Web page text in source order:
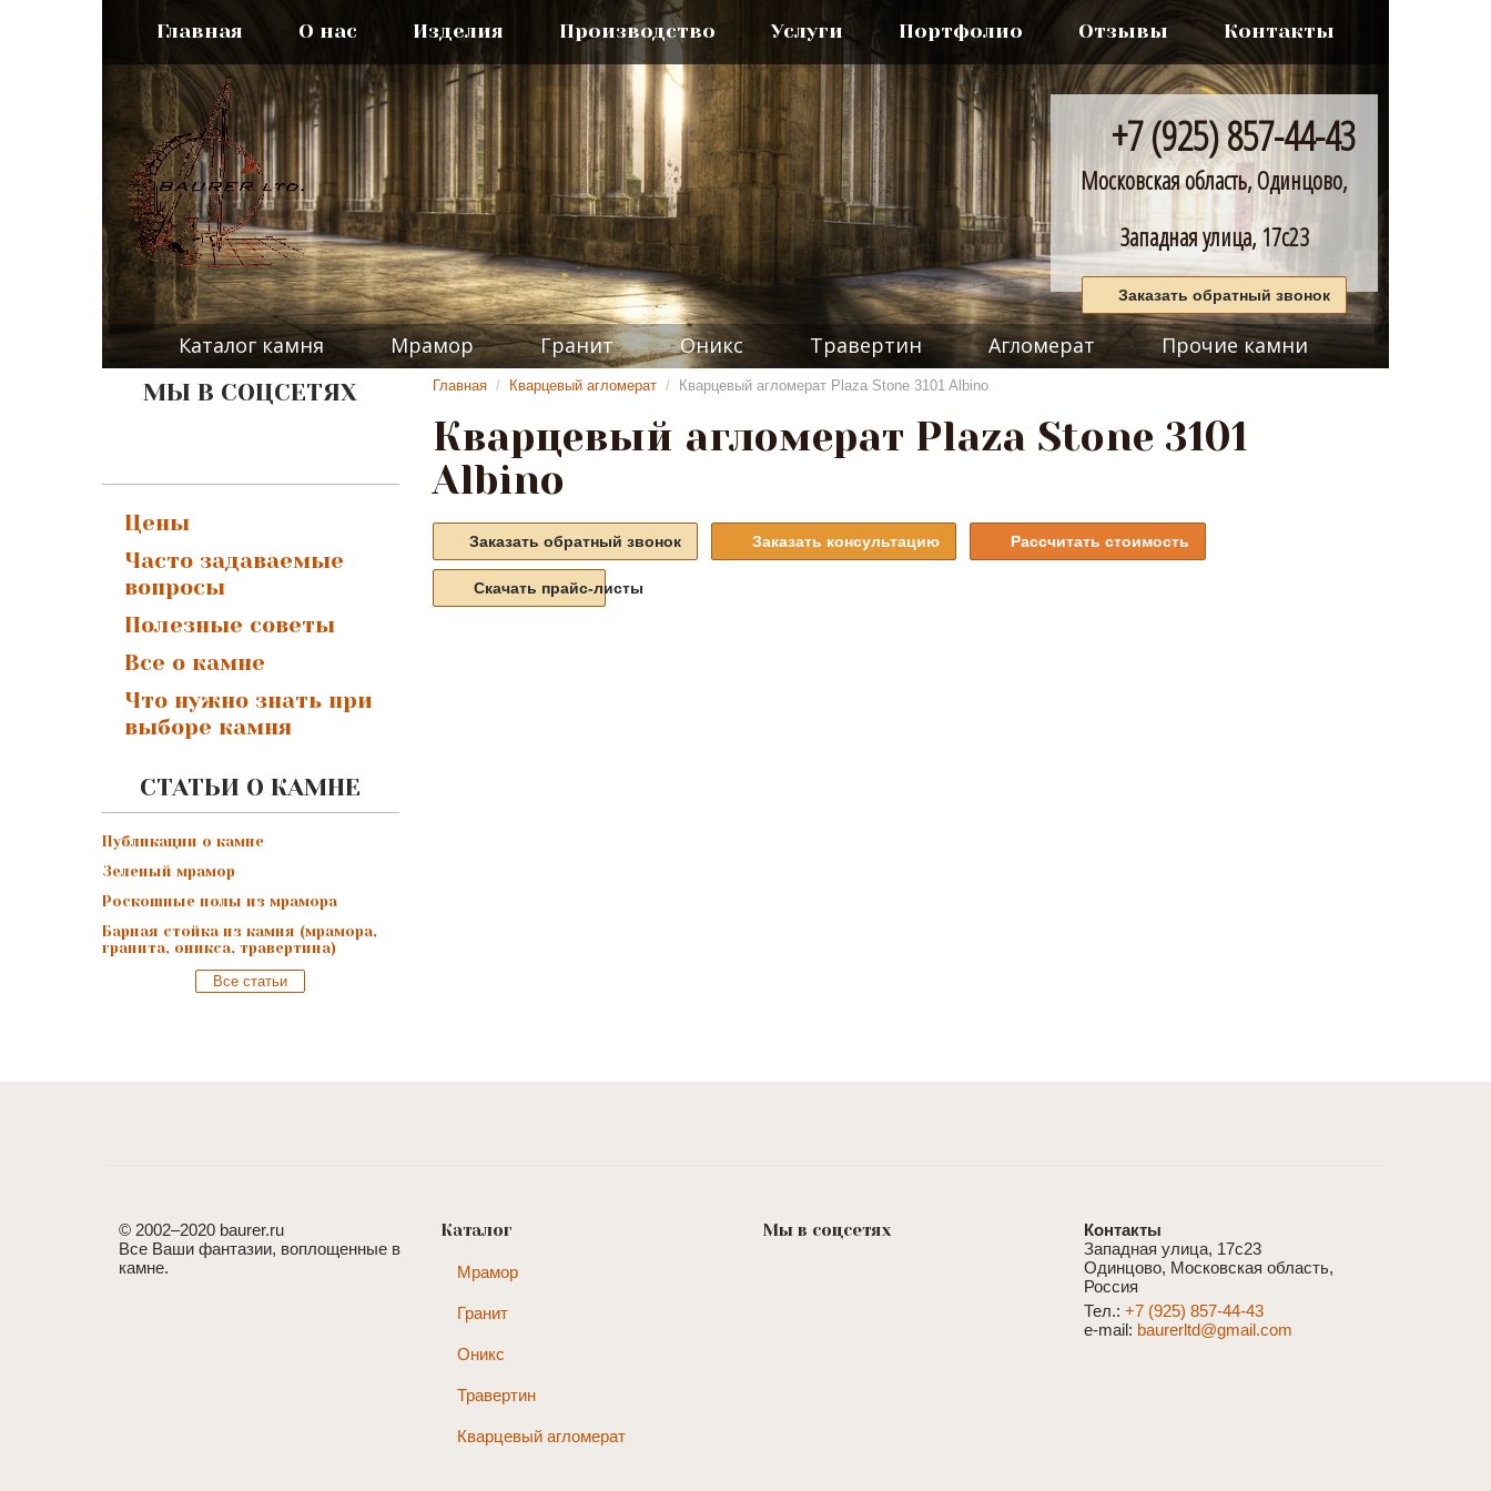
Главная О нас Изделия Производство Услуги Портфолио Отзывы Контакты
+7 (925) 857-44-43
Московская область, Одинцово,
Западная улица, 17с23
Заказать обратный звонок
Каталог камня Мрамор Гранит Оникс Травертин Агломерат Прочие камни
МЫ В СОЦСЕТЯХ
Цены
Часто задаваемые
вопросы
Полезные советы
Все о камне
Что нужно знать при
выборе камня
СТАТЬИ О КАМНЕ
Публикации о камне
Зеленый мрамор
Роскошные полы из мрамора
Барная стойка из камня (мрамора,
гранита, оникса, травертина)
Все статьи
Главная / Кварцевый агломерат / Кварцевый агломерат Plaza Stone 3101 Albino
Кварцевый агломерат Plaza Stone 3101
Albino
Заказать обратный звонок Заказать консультацию Рассчитать стоимость
Скачать прайс-листы
© 2002–2020 baurer.ru
Все Ваши фантазии, воплощенные в
камне.
Контакты
Западная улица, 17с23
Одинцово, Московская область,
Россия
Тел.: +7 (925) 857-44-43
e-mail: baurerltd@gmail.com
Каталог
Мрамор
Гранит
Оникс
Травертин
Кварцевый агломерат
Мы в соцсетях